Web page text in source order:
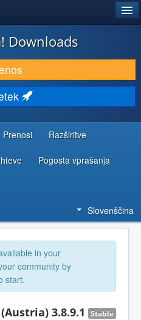
Downloads
Prenosi Razširitve
Pogosta vprašanja
Slovenščina
in your
community by
start.
3.8.9.1 Stable